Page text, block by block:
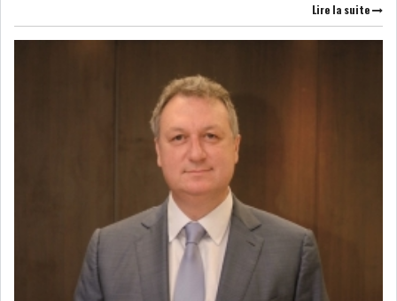
AMÉRIQUE LATINE RESTE DU MONDE
LE PÉTROLE REPART À LA
HAUSSE APRÈS LA P...
LES PRIX ALIMENTAIRES
MONDIAUX AU PLUS H...
Lire la suite